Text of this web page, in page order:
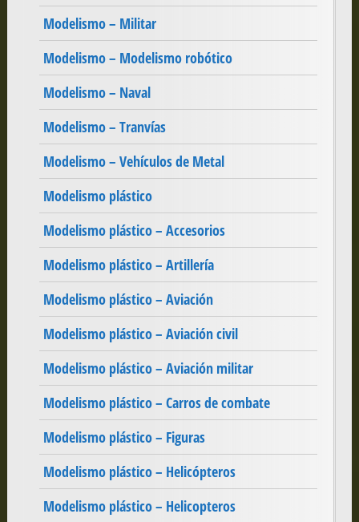
Modelismo – Militar
Modelismo – Modelismo robótico
Modelismo – Naval
Modelismo – Tranvías
Modelismo – Vehículos de Metal
Modelismo plástico
Modelismo plástico – Accesorios
Modelismo plástico – Artillería
Modelismo plástico – Aviación
Modelismo plástico – Aviación civil
Modelismo plástico – Aviación militar
Modelismo plástico – Carros de combate
Modelismo plástico – Figuras
Modelismo plástico – Helicópteros
Modelismo plástico – Helicopteros